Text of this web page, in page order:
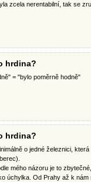
zcela nerentabilní, tak se
hrdina?
= "bylo poměrně hodně"
hrdina?
o jedné železnici,
mého názoru je to
úchylka. Od Prahy až k